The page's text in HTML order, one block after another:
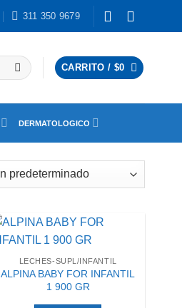
311 350 9679
CARRITO / $0
DERMATOLOGICO
LECHES-SUPL/INFANTIL
ALPINA BABY FOR INFANTIL
1 900 GR